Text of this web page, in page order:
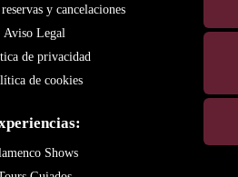
y cancelaciones
Aviso Legal
de privacidad
de cookies
Shows